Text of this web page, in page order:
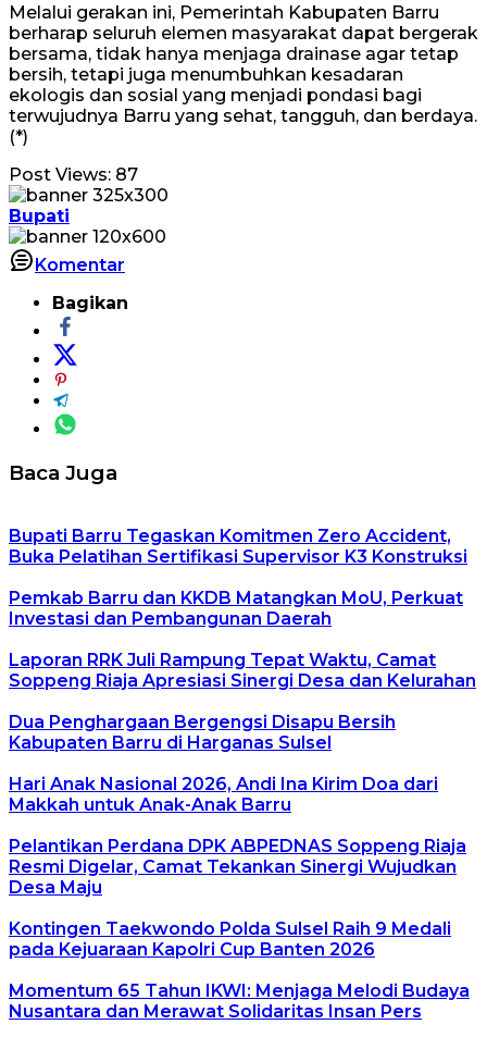
Melalui gerakan ini, Pemerintah Kabupaten Barru
berharap seluruh elemen masyarakat dapat bergerak
bersama, tidak hanya menjaga drainase agar tetap
bersih, tetapi juga menumbuhkan kesadaran
ekologis dan sosial yang menjadi pondasi bagi
terwujudnya Barru yang sehat, tangguh, dan berdaya.
(*)
Post Views: 87
Bupati
Komentar
Bagikan
Baca Juga
Bupati Barru Tegaskan Komitmen Zero Accident,
Buka Pelatihan Sertifikasi Supervisor K3 Konstruksi
Pemkab Barru dan KKDB Matangkan MoU, Perkuat
Investasi dan Pembangunan Daerah
Laporan RRK Juli Rampung Tepat Waktu, Camat
Soppeng Riaja Apresiasi Sinergi Desa dan Kelurahan
Dua Penghargaan Bergengsi Disapu Bersih
Kabupaten Barru di Harganas Sulsel
Hari Anak Nasional 2026, Andi Ina Kirim Doa dari
Makkah untuk Anak-Anak Barru
Pelantikan Perdana DPK ABPEDNAS Soppeng Riaja
Resmi Digelar, Camat Tekankan Sinergi Wujudkan
Desa Maju
Kontingen Taekwondo Polda Sulsel Raih 9 Medali
pada Kejuaraan Kapolri Cup Banten 2026
Momentum 65 Tahun IKWI: Menjaga Melodi Budaya
Nusantara dan Merawat Solidaritas Insan Pers